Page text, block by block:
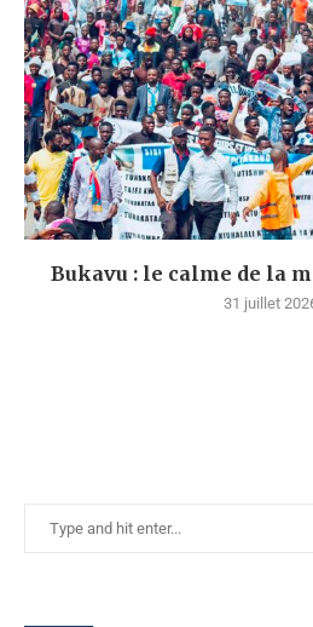
Bukavu : le calme de la
31 juillet